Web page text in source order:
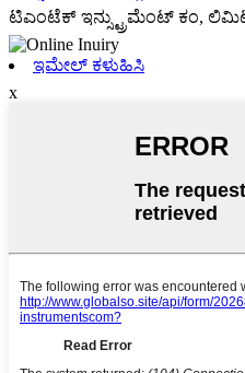
ಟಿಎಂಟೆಕ್ ಇನ್ಸ್ಟ್ರುಮೆಂಟ್ ಕಂ,
ಇಮೇಲ್ ಕಳುಹಿಸಿ
x